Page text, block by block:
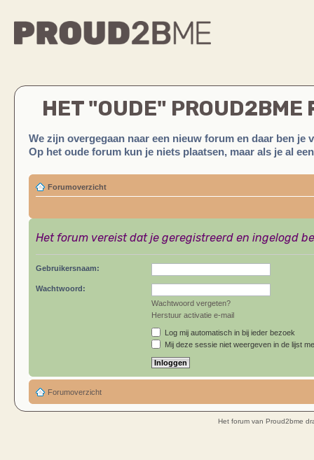
HET "OUDE" PROUD2BME
We zijn overgegaan naar een nieuw forum en daar ben je
Op het oude forum kun je niets plaatsen, maar als je al
Forumoverzicht
Het forum vereist dat je geregistreerd en ingelogd
Gebruikersnaam:
Wachtwoord:
Wachtwoord vergeten?
Herstuur activatie e-mail
Log mij automatisch in bij ieder bezoek
Mij deze sessie niet weergeven in de lijst
Forumoverzicht
Het forum van Proud2bme